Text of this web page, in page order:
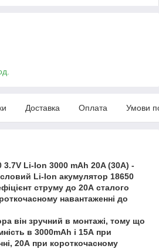
Доставка Оплата Умови
Li-Ion 3000 mAh 20A (30A) -
Li-Ion акумулятор 18650
струму до 20А сталого
навантаженні до
він зручний в монтажі, тому що
в 3000mAh і 15А при
20А при короткочасному